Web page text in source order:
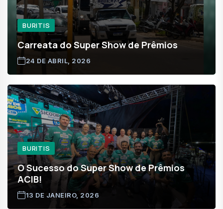
BURITIS
Carreata do Super Show de Prêmios
24 DE ABRIL, 2026
BURITIS
O Sucesso do Super Show de Prêmios
ACIB!
13 DE JANEIRO, 2026